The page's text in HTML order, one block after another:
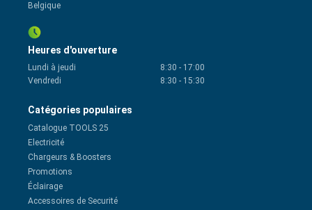
Belgique
Heures d'ouverture
Lundi à jeudi 8:30 - 17:00
Vendredi
8:30 - 15:30
Catégories populaires
Catalogue TOOLS 25
Electricité
Chargeurs & Boosters
Promotions
Éclairage
Accessoires de Securité